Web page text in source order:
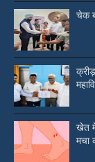
चेक
खेत में
मचा